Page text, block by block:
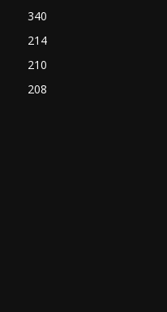
340
214
210
208